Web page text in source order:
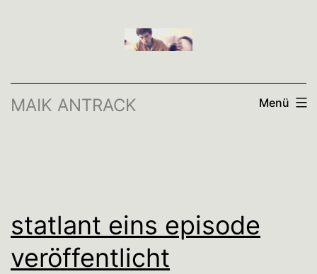
MAIK ANTRACK Menü
statlant eins episode
veröffentlicht